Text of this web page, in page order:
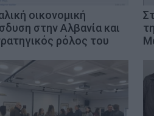
οικονομική
στην Αλβανία και
ρόλος του